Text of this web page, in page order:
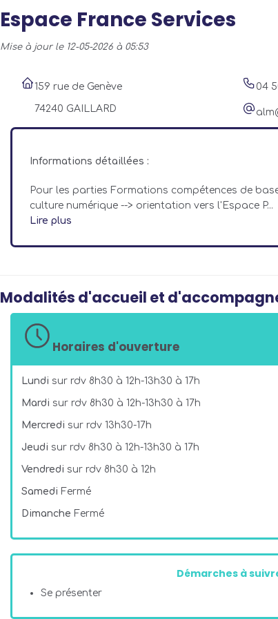
Espace France Services
Mise à jour le 12-05-2026 à 05:53
159 rue de Genève
74240 GAILLARD
04
Informations détaillées :
Pour les parties Formations compétences de
culture numérique --> orientation vers l'Espace P...
Lire plus
Modalités d'accueil et
Horaires d'ouverture
Lundi sur rdv 8h30 à 12h-13h30 à 17h
Mardi sur rdv 8h30 à 12h-13h30 à 17h
Mercredi sur rdv 13h30-17h
Jeudi sur rdv 8h30 à 12h-13h30 à 17h
Vendredi sur rdv 8h30 à 12h
Samedi Fermé
Dimanche Fermé
Démarches à
Se présenter